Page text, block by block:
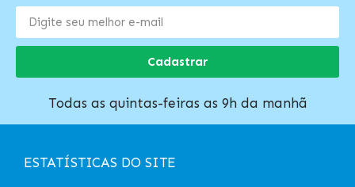
Cadastrar
Todas as quintas-feiras as 9h da manhã
ESTATÍSTICAS DO SITE